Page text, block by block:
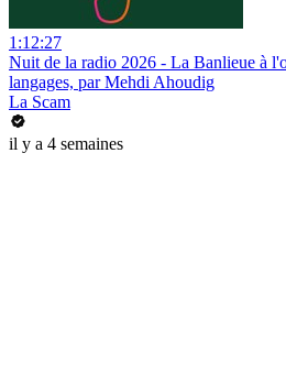
1:12:27
Nuit de la radio 2026 - La Banlieue à
langages, par Mehdi Ahoudig
La Scam
il y a 4 semaines